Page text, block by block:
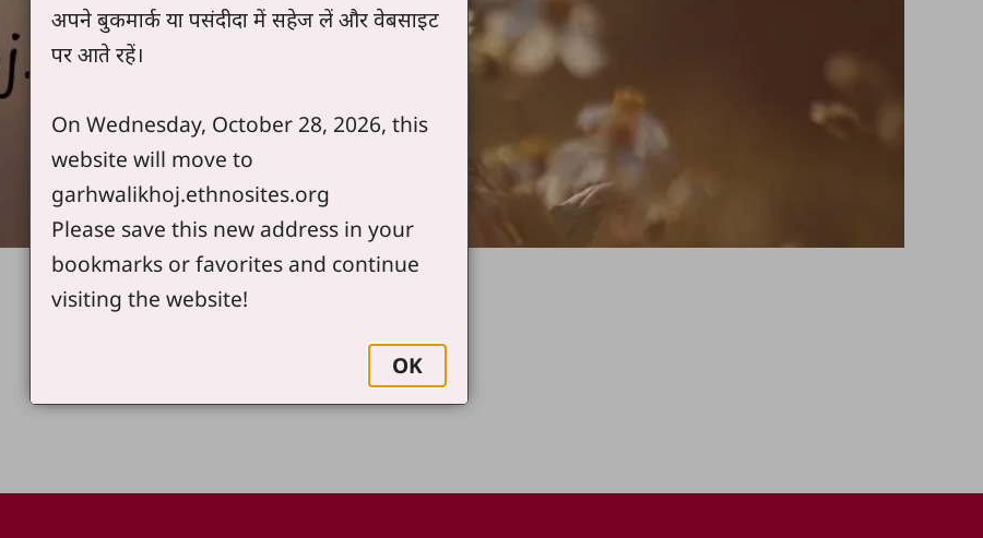
अपने बुकमार्क या पसंदीदा में सहेज लें और वेबसाइट
पर आते रहें।
On Wednesday, October 28, 2026, this
website will move to
garhwalikhoj.ethnosites.org
Please save this new address in your
bookmarks or favorites and continue
visiting the website!
OK